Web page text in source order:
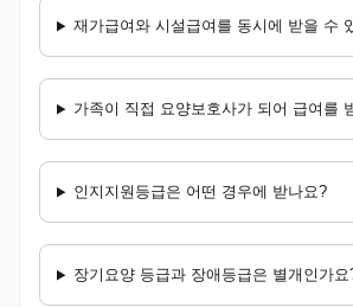
재가급여와 시설급여를 동시에 받을 수
가족이 직접 요양보호사가 되어 급여를
인지지원등급은 어떤 경우에 받나요?
장기요양 등급과 장애등급은 별개인가요